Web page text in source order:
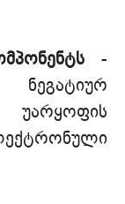
-